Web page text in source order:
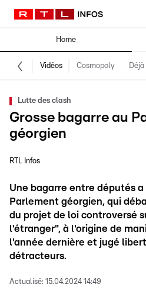
Home
Vidéos Cosmopoly
Lutte des clash
Grosse bagarre au
géorgien
RTL Infos
Une bagarre entre députés
Parlement géorgien, qui
du projet de loi controversé
l'étranger", à l'origine de
l'année dernière et jugé
détracteurs.
Actualisé: 15.04.2024 14:49